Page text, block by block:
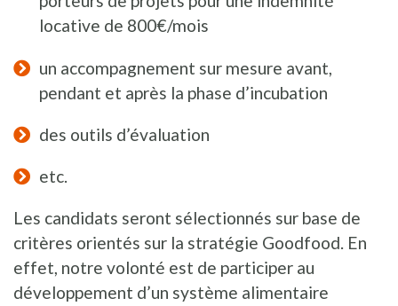
locative de 800€/mois
un accompagnement sur mesure avant,
pendant et après la phase d’incubation
des outils d’évaluation
etc.
Les candidats seront sélectionnés sur base de
critères orientés sur la stratégie Goodfood. En
effet, notre volonté est de participer au
développement d’un système alimentaire